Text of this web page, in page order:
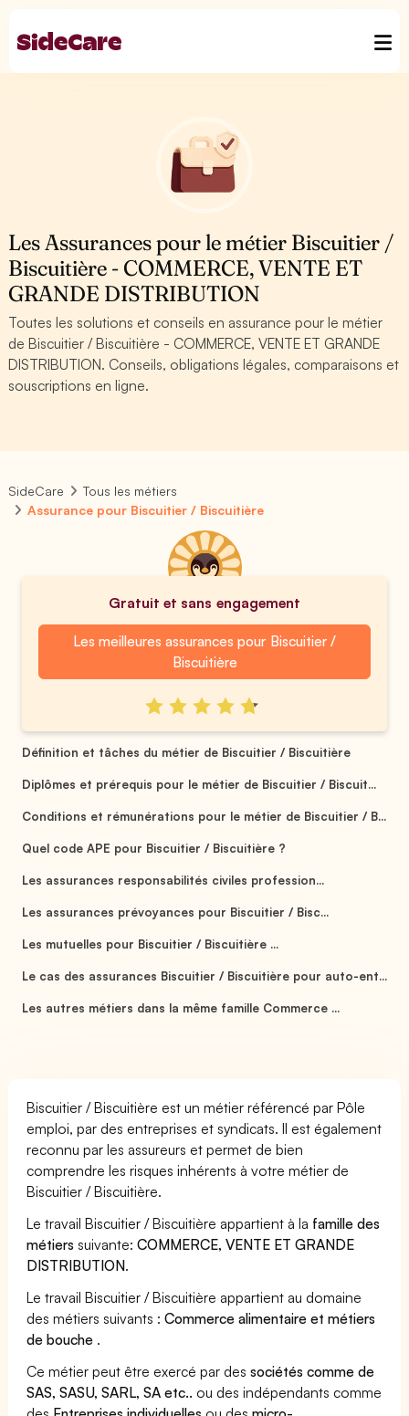
Les Assurances pour le métier Biscuitier /
Biscuitière - COMMERCE, VENTE ET
GRANDE DISTRIBUTION
Toutes les solutions et conseils en assurance pour le métier
de Biscuitier / Biscuitière - COMMERCE, VENTE ET GRANDE
DISTRIBUTION. Conseils, obligations légales, comparaisons et
souscriptions en ligne.
SideCare
Tous les métiers
Assurance pour Biscuitier / Biscuitière
Gratuit et sans engagement
Les meilleures assurances pour Biscuitier /
Biscuitière
Définition et tâches du métier de Biscuitier / Biscuitière
Diplômes et prérequis pour le métier de Biscuitier / Biscuit...
Conditions et rémunérations pour le métier de Biscuitier / B...
Quel code APE pour Biscuitier / Biscuitière ?
Les assurances responsabilités civiles profession...
Les assurances prévoyances pour Biscuitier / Bisc...
Les mutuelles pour Biscuitier / Biscuitière ...
Le cas des assurances Biscuitier / Biscuitière pour auto-ent...
Les autres métiers dans la même famille Commerce ...
Biscuitier / Biscuitière est un métier référencé par Pôle
emploi, par des entreprises et syndicats. Il est également
reconnu par les assureurs et permet de bien
comprendre les risques inhérents à votre métier de
Biscuitier / Biscuitière.
Le travail Biscuitier / Biscuitière appartient à la famille des
métiers suivante:COMMERCE, VENTE ET GRANDE
DISTRIBUTION.
Le travail Biscuitier / Biscuitière appartient au domaine
des métiers suivants :Commerce alimentaire et métiers
de bouche .
Ce métier peut être exercé par dessociétés comme de
SAS, SASU, SARL, SA etc.. ou des indépendants comme